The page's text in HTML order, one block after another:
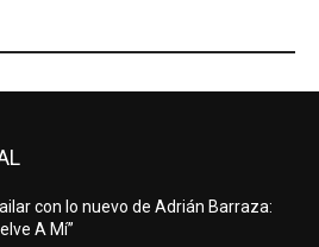
con lo nuevo de Adrián Barraza:
A Mí”